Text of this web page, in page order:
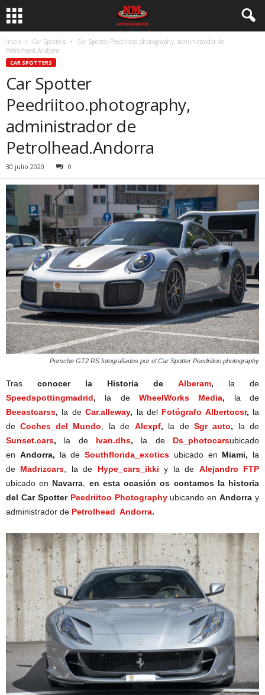
Inicio Car Spotters
Car Spotter Peedriitoo.photography, administrador de
Petrolhead.Andorra
CAR SPOTTERS
Car Spotter
Peedriitoo.photography,
administrador de
Petrolhead.Andorra
30 julio 2020 0
Porsche GT2 RS fotografiados por el Car Spotter Peedriitoo.photography
Tras conocer la Historia de Alberam, la de
Speedspottingmadrid, la deWheelWorks Media, la de
Beeastcarss, la deCar.alleway, la del Fotógrafo Albertocsr, la
deCoches_del_Mundo, la de Alexpf, la deSgr_auto, la de
Sunset.cars, la de Ivan.dhs, la de Ds_photocarsubicado
en Andorra, la de Southflorida_exotics ubicado en Miami, la
de Madrizcars, la de Hype_cars_ikki y la de Alejandro FTP
ubicado en Navarra, en esta ocasión os contamos la historia
del Car Spotter Peedriitoo Photographyubicando enAndorra y
administrador de Petrolhead Andorra.